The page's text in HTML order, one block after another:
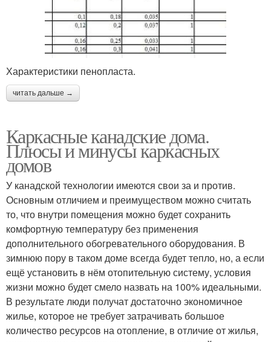
Характеристики пенопласта.
читать дальше →
Каркасные канадские дома.
Плюсы и минусы каркасных
домов
У канадской технологии имеются свои за и против.
Основным отличием и преимуществом можно считать
то, что внутри помещения можно будет сохранить
комфортную температуру без применения
дополнительного обогревательного оборудования. В
зимнюю пору в таком доме всегда будет тепло, но, а если
ещё установить в нём отопительную систему, условия
жизни можно будет смело назвать на 100% идеальными.
В результате люди получат достаточно экономичное
жилье, которое не требует затрачивать большое
количество ресурсов на отопление, в отличие от жилья,